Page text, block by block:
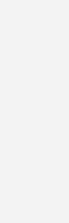
gibt die
die